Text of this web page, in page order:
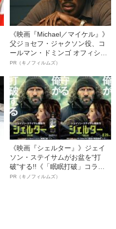
《映画『Michael／マイケル』》
父ジョセフ・ジャクソン役、コ
ールマン・ドミンゴ オフィシャ
ルインタビュー“観客を魅了した
語る”《日本興収70億円突破》
PR（キノフィルムズ）
《映画『シェルター』》ジェイ
ソン・ステイサムがお盆を“打
破”する!!《「眠眠打破」コラ
ボ》
PR（キノフィルムズ）